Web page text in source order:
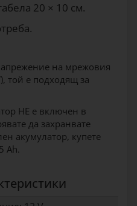
20 × 10 см.
на мрежовия
той е подходящ за
НЕ е включен в
да захранвате
акумулатор, купете
Ah.